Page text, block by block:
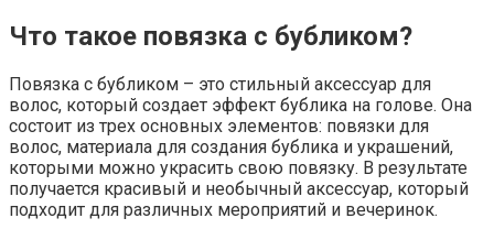
Что такое повязка с бубликом?
Повязка с бубликом – это стильный аксессуар для
волос, который создает эффект бублика на голове. Она
состоит из трех основных элементов: повязки для
волос, материала для создания бублика и украшений,
которыми можно украсить свою повязку. В результате
получается красивый и необычный аксессуар, который
подходит для различных мероприятий и вечеринок.